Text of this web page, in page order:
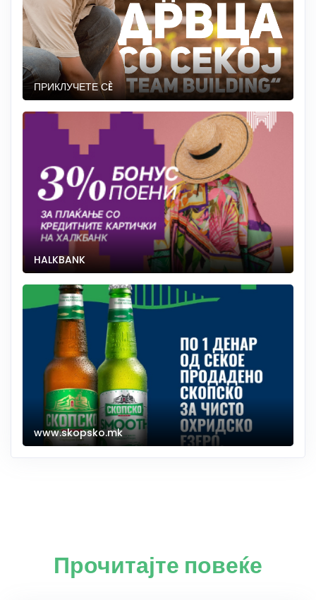
ПРИКЛУЧЕТЕ СÈ
HALKBANK
www.skopsko.mk
Прочитајте повеќе